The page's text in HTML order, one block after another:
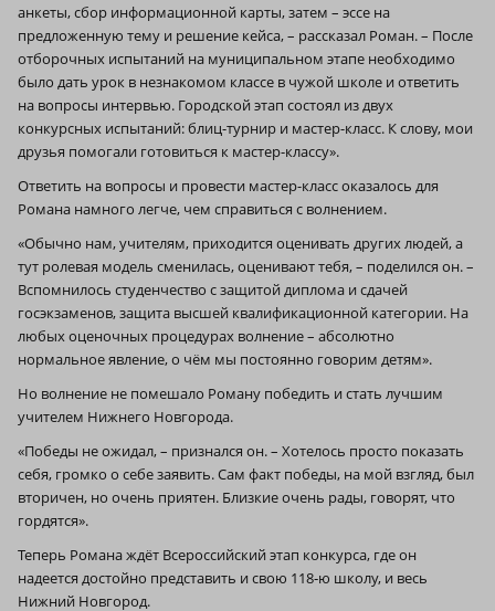
анкеты, сбор информационной карты, затем – эссе на
предложенную тему и решение кейса, – рассказал Роман. – После
отборочных испытаний на муниципальном этапе необходимо
было дать урок в незнакомом классе в чужой школе и ответить
на вопросы интервью. Городской этап состоял из двух
конкурсных испытаний: блиц-турнир и мастер-класс. К слову, мои
друзья помогали готовиться к мастер-классу».
Ответить на вопросы и провести мастер-класс оказалось для
Романа намного легче, чем справиться с волнением.
«Обычно нам, учителям, приходится оценивать других людей, а
тут ролевая модель сменилась, оценивают тебя, – поделился он. –
Вспомнилось студенчество с защитой диплома и сдачей
госэкзаменов, защита высшей квалификационной категории. На
любых оценочных процедурах волнение – абсолютно
нормальное явление, о чём мы постоянно говорим детям».
Но волнение не помешало Роману победить и стать лучшим
учителем Нижнего Новгорода.
«Победы не ожидал, – признался он. – Хотелось просто показать
себя, громко о себе заявить. Сам факт победы, на мой взгляд, был
вторичен, но очень приятен. Близкие очень рады, говорят, что
гордятся».
Теперь Романа ждёт Всероссийский этап конкурса, где он
надеется достойно представить и свою 118‑ю школу, и весь
Нижний Новгород.